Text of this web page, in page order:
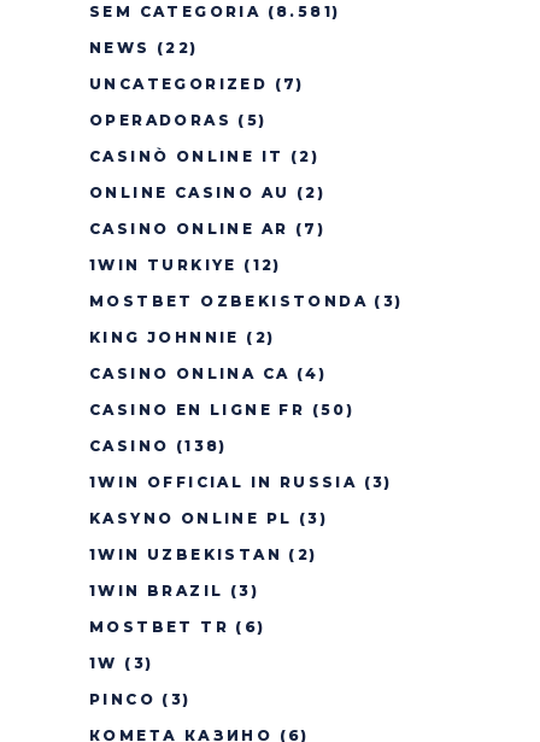
SEM CATEGORIA (8.581)
NEWS
(22)
UNCATEGORIZED (7)
OPERADORAS (5)
CASINÒ ONLINE IT
(2)
ONLINE CASINO AU
(2)
CASINO ONLINE AR (7)
1WIN TURKIYE (12)
MOSTBET OZBEKISTONDA (3)
KING JOHNNIE (2)
CASINO ONLINA CA (4)
CASINO EN LIGNE FR (50)
CASINO (138)
1WIN OFFICIAL IN RUSSIA (3)
KASYNO ONLINE PL (3)
1WIN UZBEKISTAN (2)
1WIN BRAZIL (3)
MOSTBET TR (6)
1W (3)
PINCO (3)
КОМЕТА КАЗИНО (6)